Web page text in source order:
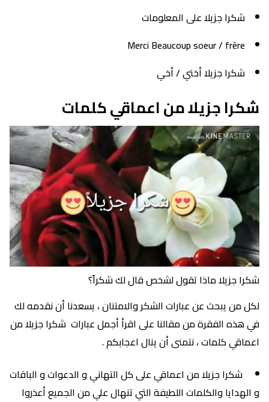
شكرا جزيلا على المعلومات
Merci Beaucoup soeur / frère
شكرا جزيلا أختي / أخي
شكرا جزيلا من اعماقي كلمات
شكرا جزيلا ماذا تقول لشخص قال لك شكراً؟
لكل من يبحث عن عبارات الشكر والامتنان ، يسعدنا أن نقدمه لك
في هذه الفقرة من مقالنا على اقرأ أجمل عبارات شكرا جزيلا من
اعماقي كلمات ، نتمنى أن ينال اعجابكم .
شكرا جزيلا من اعماقي على كل التهاني و الدعوات و الباقات
و الهدايا والكلمات اللطيفة التي تنهال علي من الجميع أعذروا